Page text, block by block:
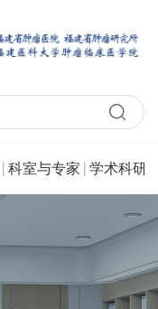
| 科室与专家 | 学术科研